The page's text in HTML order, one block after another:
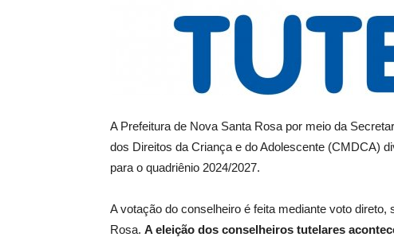
A Prefeitura de Nova Santa Rosa por meio da
dos Direitos da Criança e do Adolescente (CMDCA)
para o quadriênio 2024/2027.
A votação do conselheiro é feita mediante voto
Rosa. A eleição dos conselheiros tutelares